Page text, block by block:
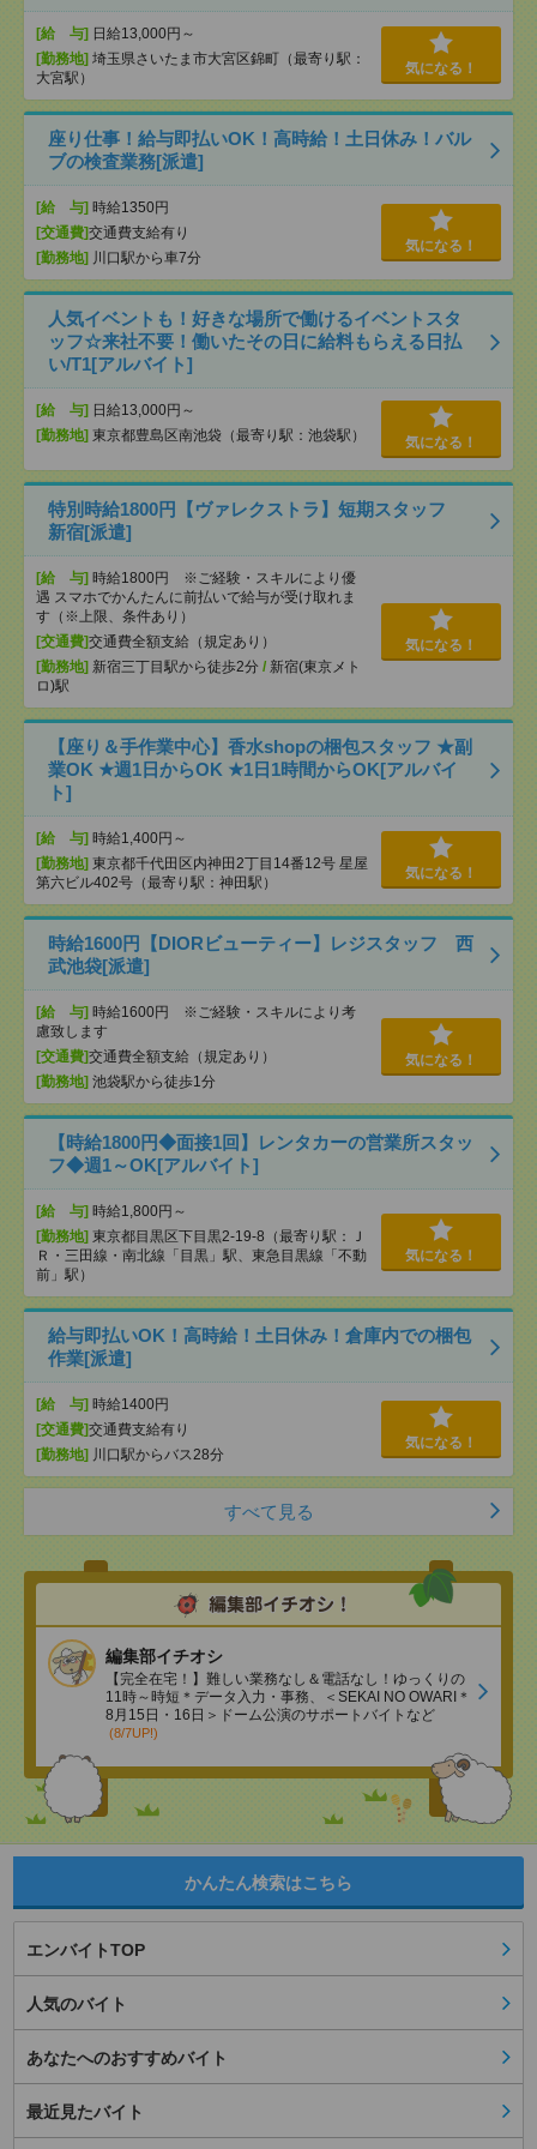
[給 与] 日給13,000円～
[勤務地] 埼玉県さいたま市大宮区錦町（最寄り駅：
大宮駅）
気になる！
座り仕事！給与即払いOK！高時給！土日休み！バル
ブの検査業務[派遣]
[給 与] 時給1350円
[交通費]交通費支給有り
[勤務地] 川口駅から車7分
気になる！
人気イベントも！好きな場所で働けるイベントスタ
ッフ☆来社不要！働いたその日に給料もらえる日払
い/T1[アルバイト]
[給 与] 日給13,000円～
[勤務地] 東京都豊島区南池袋（最寄り駅：池袋駅） 気になる！
特別時給1800円【ヴァレクストラ】短期スタッフ
新宿[派遣]
[給 与] 時給1800円 ※ご経験・スキルにより優
遇 スマホでかんたんに前払いで給与が受け取れま
す（※上限、条件あり）
[交通費]交通費全額支給（規定あり）
[勤務地] 新宿三丁目駅から徒歩2分 / 新宿(東京メト
ロ)駅
気になる！
【座り＆手作業中心】香水shopの梱包スタッフ ★副
業OK ★週1日からOK ★1日1時間からOK[アルバイ
ト]
[給 与] 時給1,400円～
[勤務地] 東京都千代田区内神田2丁目14番12号 星屋
第六ビル402号（最寄り駅：神田駅）
気になる！
時給1600円【DIORビューティー】レジスタッフ 西
武池袋[派遣]
[給 与] 時給1600円 ※ご経験・スキルにより考
慮致します
[交通費]交通費全額支給（規定あり）
[勤務地] 池袋駅から徒歩1分
気になる！
【時給1800円◆面接1回】レンタカーの営業所スタッ
フ◆週1～OK[アルバイト]
[給 与] 時給1,800円～
[勤務地] 東京都目黒区下目黒2-19-8（最寄り駅：Ｊ
Ｒ・三田線・南北線「目黒」駅、東急目黒線「不動
前」駅）
気になる！
給与即払いOK！高時給！土日休み！倉庫内での梱包
作業[派遣]
[給 与] 時給1400円
[交通費]交通費支給有り
[勤務地] 川口駅からバス28分
気になる！
すべて見る
編集部イチオシ
【完全在宅！】難しい業務なし＆電話なし！ゆっくりの
11時～時短＊データ入力・事務、＜SEKAI NO OWARI＊
8月15日・16日＞ドーム公演のサポートバイトなど
(8/7UP!)
かんたん検索はこちら
エンバイトTOP
人気のバイト
あなたへのおすすめバイト
最近見たバイト